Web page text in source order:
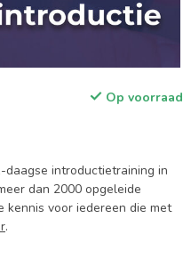
Op voorraad
introductietraining in
dan 2000 opgeleide
voor iedereen die met
.